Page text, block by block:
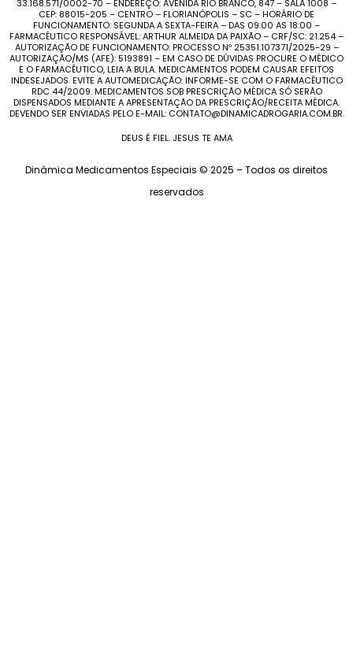
33.168.571/0002-70 – ENDEREÇO: AVENIDA RIO BRANCO, 847 – SALA 1008 –
CEP: 88015-205 – CENTRO – FLORIANÓPOLIS – SC – HORÁRIO DE
FUNCIONAMENTO: SEGUNDA A SEXTA-FEIRA – DAS 09:00 AS 18:00 –
FARMACÊUTICO RESPONSÁVEL: ARTHUR ALMEIDA DA PAIXÃO – CRF/SC: 21.254 –
AUTORIZAÇÃO DE FUNCIONAMENTO: PROCESSO Nº 25351.107371/2025-29 –
AUTORIZAÇÃO/MS (AFE): 5193891 – EM CASO DE DÚVIDAS PROCURE O MÉDICO
E O FARMACÊUTICO, LEIA A BULA. MEDICAMENTOS PODEM CAUSAR EFEITOS
INDESEJADOS. EVITE A AUTOMEDICAÇÃO: INFORME-SE COM O FARMACÊUTICO
RDC 44/2009. MEDICAMENTOS SOB PRESCRIÇÃO MÉDICA SÓ SERÃO
DISPENSADOS MEDIANTE A APRESENTAÇÃO DA PRESCRIÇÃO/RECEITA MÉDICA.
DEVENDO SER ENVIADAS PELO E-MAIL: CONTATO@DINAMICADROGARIA.COM.BR.
DEUS É FIEL. JESUS TE AMA
Dinâmica Medicamentos Especiais © 2025 – Todos os direitos
reservados